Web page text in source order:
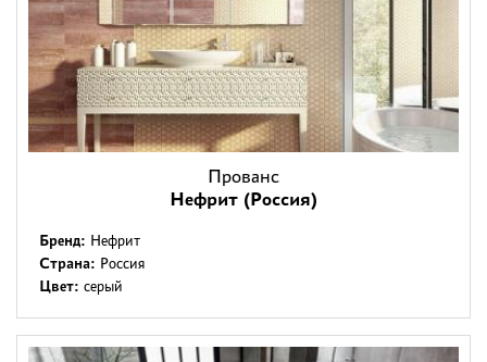
Прованс
Нефрит (Россия)
Бренд: Нефрит
Страна: Россия
Цвет: серый